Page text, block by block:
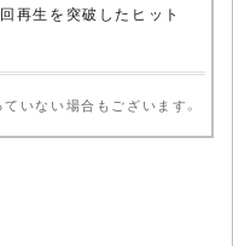
再生を突破したヒット
いない場合もございます。